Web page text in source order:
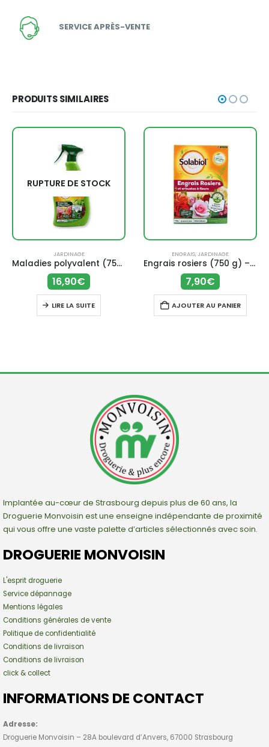
SERVICE APRÈS-VENTE
PRODUITS SIMILAIRES
RUPTURE DE STOCK
JARDINAGE
Maladies polyvalent (750 ml) – Solabiol
16,90€
LIRE LA SUITE
ENGRAIS,JARDINAGE
Engrais rosiers (750 g) – Solabiol
7,90€
AJOUTER AU PANIER
Implantée au-cœur de Strasbourg depuis plus de 60 ans, la
Droguerie Monvoisin est une enseigne indépendante de proximité
qui vous offre une vaste palette d’articles sélectionnés avec soin.
DROGUERIE MONVOISIN
L'esprit droguerie
Service dépannage
Mentions légales
Conditions générales de vente
Politique de confidentialité
Conditions de livraison
Conditions de livraison
click & collect
INFORMATIONS DE CONTACT
Adresse:
Droguerie Monvoisin – 28A boulevard d’Anvers, 67000 Strasbourg